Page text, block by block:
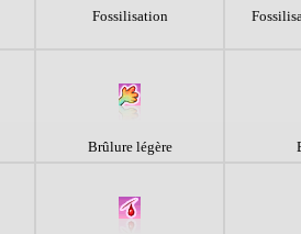
Fossilisation
Brûlure légère